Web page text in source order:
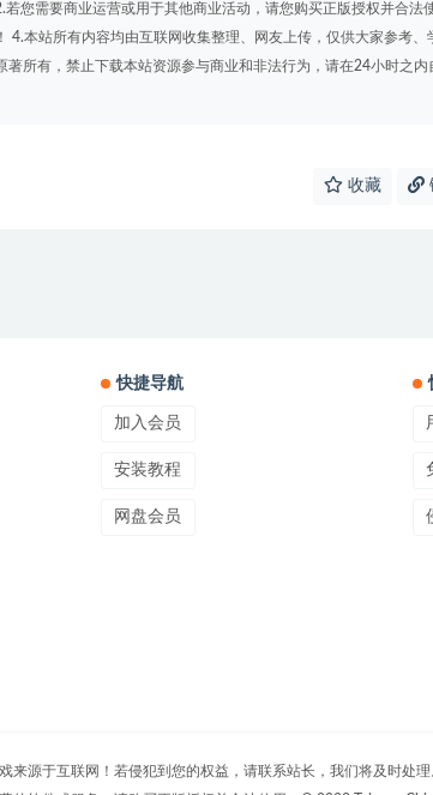
您需要商业运营或用于其他商业活动，请您购买正版授权并合法
4.本站所有内容均由互联网收集整理、网友上传，仅供大家参考、
所有，禁止下载本站资源参与商业和非法行为，请在24小时之内
收藏
快捷导航
加入会员
安装教程
网盘会员
来源于互联网！若侵犯到您的权益，请联系站长，我们将及时处理